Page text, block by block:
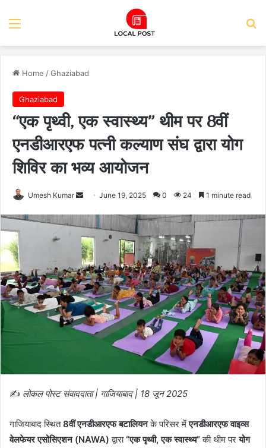
Menu
Home /Ghaziabad
Ghaziabad
“एक पृथ्वी, एक स्वास्थ्य” थीम पर 8वीं
एनडीआरएफ पत्नी कल्याण संघ द्वारा योग
शिविर का भव्य आयोजन
Umesh Kumar
Send
email
June 19, 2025 0 24 1 minute read
✍️ लोकल पोस्ट संवाददाता | गाजियाबाद | 18 जून 2025
गाजियाबाद स्थित8वीं एनडीआरएफ बटालियनके परिसर मेंएनडीआरएफ वाइव्स
वेलफेयर एसोसिएशन (NAWA) द्वारा“एक पृथ्वी, एक स्वास्थ्य”की थीम परयोग